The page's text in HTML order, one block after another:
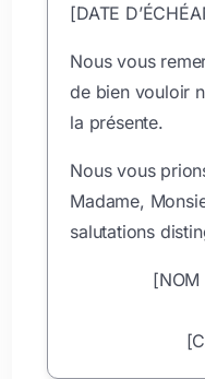
[DATE
Nous vous
de bien vouloir
la présente.
Nous vous
Madame,
salutations
[NOM